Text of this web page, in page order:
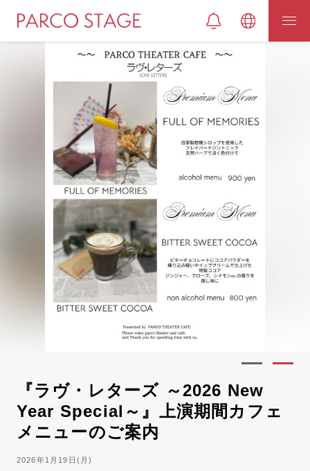
『ラヴ・レターズ ～2026 New
Year Special～』上演期間カフェ
メニューのご案内
2026年1月19日(月)